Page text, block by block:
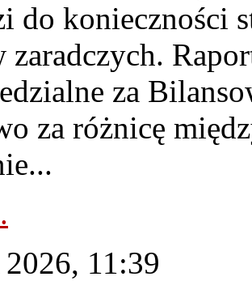
do konieczności
zaradczych.
za
za różnicę
11:39